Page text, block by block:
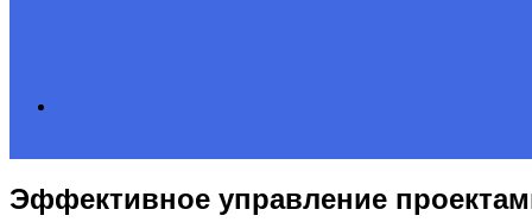
for
Эффективное управление